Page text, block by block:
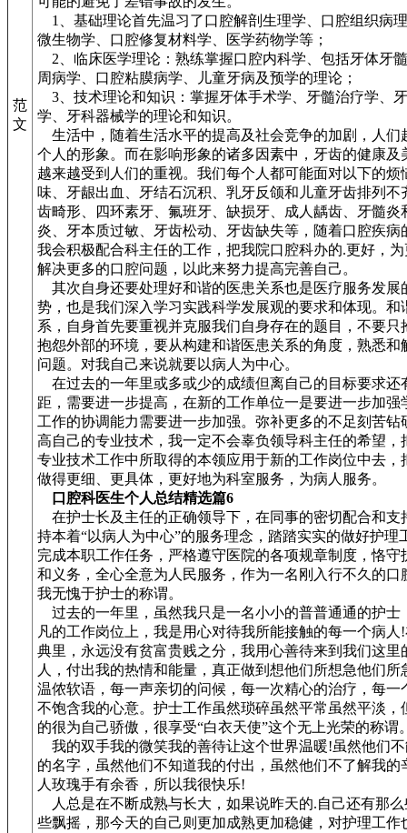
范
文
1、基础理论首先温习了口腔解剖生理学、口腔组织病
微生物学、口腔修复材料学、医学药物学等；
2、临床医学理论：熟练掌握口腔内科学、包括牙体牙
周病学、口腔粘膜病学、儿童牙病及预学的理论；
3、技术理论和知识：掌握牙体手术学、牙髓治疗学、
学、牙科器械学的理论和知识。
生活中，随着生活水平的提高及社会竞争的加剧，人们
个人的形象。而在影响形象的诸多因素中，牙齿的健康及
越来越受到人们的重视。我们每个人都可能面对以下的烦
味、牙龈出血、牙结石沉积、乳牙反颌和儿童牙齿排列不
齿畸形、四环素牙、氟班牙、缺损牙、成人龋齿、牙髓炎
炎、牙本质过敏、牙齿松动、牙齿缺失等，随着口腔疾病
我会积极配合科主任的工作，把我院口腔科办的.更好，
解决更多的口腔问题，以此来努力提高完善自己。
其次自身还要处理好和谐的医患关系也是医疗服务发展
势，也是我们深入学习实践科学发展观的要求和体现。和
系，自身首先要重视并克服我们自身存在的题目，不要只
抱怨外部的环境，要从构建和谐医患关系的角度，熟悉和
问题。对我自己来说就要以病人为中心。
在过去的一年里或多或少的成绩但离自己的目标要求还
距，需要进一步提高，在新的工作单位一是要进一步加强
工作的协调能力需要进一步加强。弥补更多的不足刻苦钻
高自己的专业技术，我一定不会辜负领导科主任的希望，
专业技术工作中所取得的本领应用于新的工作岗位中去，
做得更细、更具体，更好地为科室服务，为病人服务。
口腔科医生个人总结精选篇6
在护士长及主任的正确领导下，在同事的密切配合和支
持本着“以病人为中心”的服务理念，踏踏实实的做好护理
完成本职工作任务，严格遵守医院的各项规章制度，恪守
和义务，全心全意为人民服务，作为一名刚入行不久的口
我无愧于护士的称谓。
过去的一年里，虽然我只是一名小小的普普通通的护士
凡的工作岗位上，我是用心对待我所能接触的每一个病人
典里，永远没有贫富贵贱之分，我用心善待来到我们这里
人，付出我的热情和能量，真正做到想他们所想急他们所
温侬软语，每一声亲切的问候，每一次精心的治疗，每一
不饱含我的心意。护士工作虽然琐碎虽然平常虽然平淡，
的很为自己骄傲，很享受“白衣天使”这个无上光荣的称谓
我的双手我的微笑我的善待让这个世界温暖!虽然他们
的名字，虽然他们不知道我的付出，虽然他们不了解我的
人玫瑰手有余香，所以我很快乐!
人总是在不断成熟与长大，如果说昨天的.自己还有那
些飘摇，那今天的自己则更加成熟更加稳健，对护理工作